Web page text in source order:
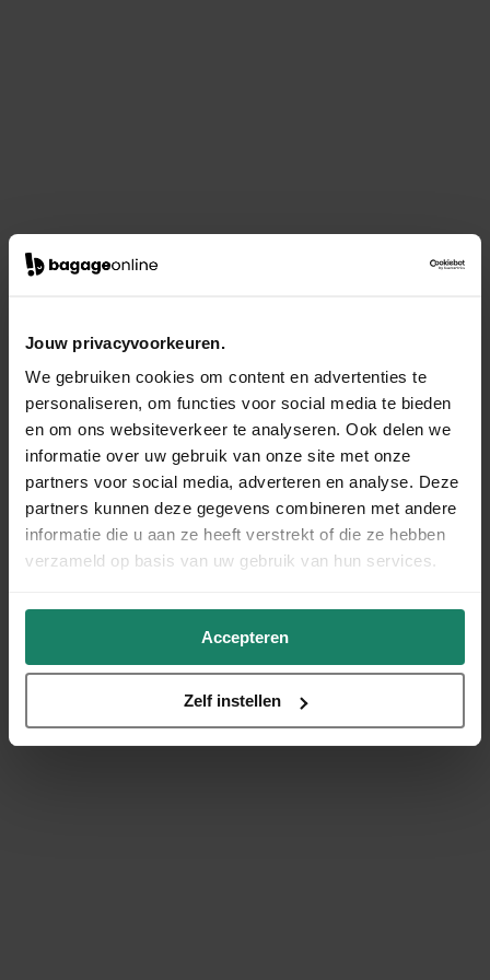
Jouw privacyvoorkeuren.
We gebruiken cookies om content en advertenties te
personaliseren, om functies voor social media te bieden
en om ons websiteverkeer te analyseren. Ook delen we
informatie over uw gebruik van onze site met onze
partners voor social media, adverteren en analyse. Deze
partners kunnen deze gegevens combineren met andere
informatie die u aan ze heeft verstrekt of die ze hebben
verzameld op basis van uw gebruik van hun services.
Accepteren
Zelf instellen